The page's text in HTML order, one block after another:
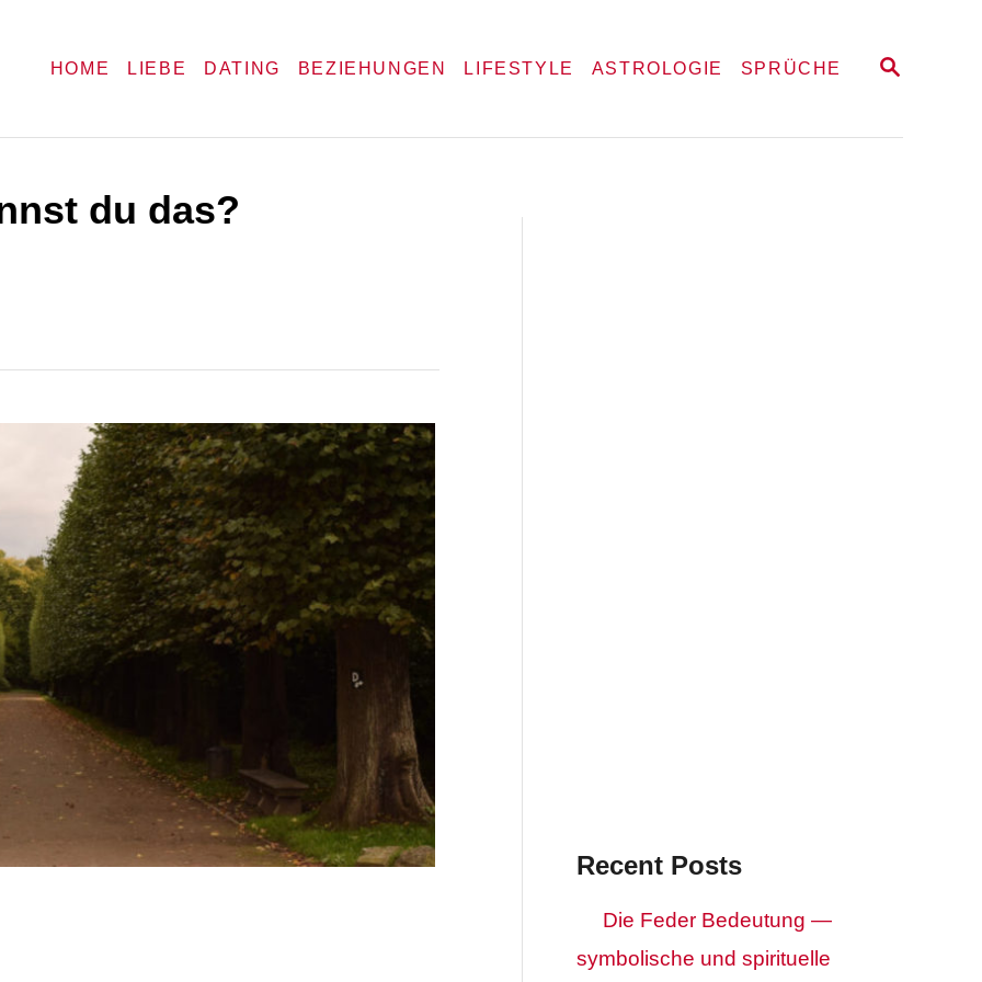
S
R
HOME LIEBE DATING BEZIEHUNGEN LIFESTYLE ASTROLOGIE SPRÜCHE
du das?
Recent Posts
Die Feder Bedeutung —
symbolische und spirituelle